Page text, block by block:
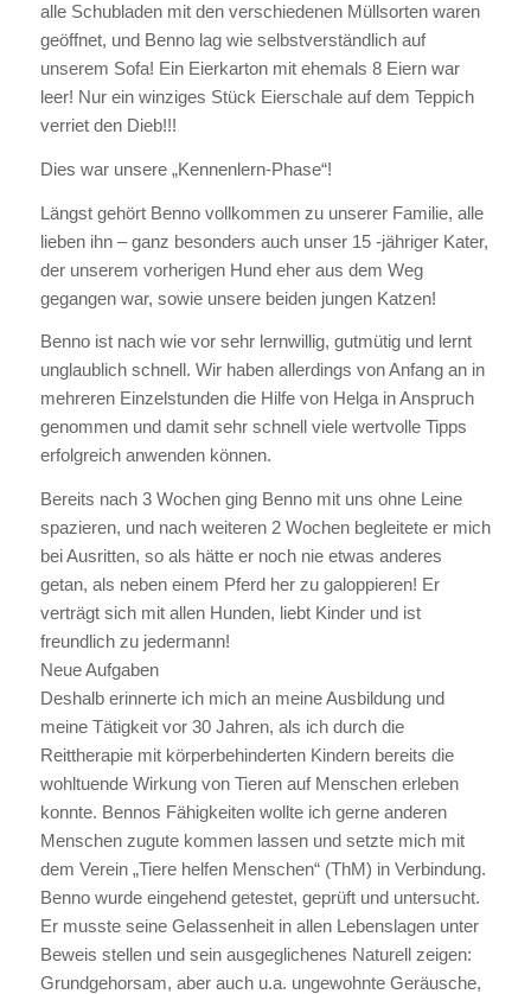
alle Schubladen mit den verschiedenen Müllsorten waren
geöffnet, und Benno lag wie selbstverständlich auf
unserem Sofa! Ein Eierkarton mit ehemals 8 Eiern war
leer! Nur ein winziges Stück Eierschale auf dem Teppich
verriet den Dieb!!!
Dies war unsere „Kennenlern-Phase“!
Längst gehört Benno vollkommen zu unserer Familie, alle
lieben ihn – ganz besonders auch unser 15 -jähriger Kater,
der unserem vorherigen Hund eher aus dem Weg
gegangen war, sowie unsere beiden jungen Katzen!
Benno ist nach wie vor sehr lernwillig, gutmütig und lernt
unglaublich schnell. Wir haben allerdings von Anfang an in
mehreren Einzelstunden die Hilfe von Helga in Anspruch
genommen und damit sehr schnell viele wertvolle Tipps
erfolgreich anwenden können.
Bereits nach 3 Wochen ging Benno mit uns ohne Leine
spazieren, und nach weiteren 2 Wochen begleitete er mich
bei Ausritten, so als hätte er noch nie etwas anderes
getan, als neben einem Pferd her zu galoppieren! Er
verträgt sich mit allen Hunden, liebt Kinder und ist
freundlich zu jedermann!
Neue Aufgaben
Deshalb erinnerte ich mich an meine Ausbildung und
meine Tätigkeit vor 30 Jahren, als ich durch die
Reittherapie mit körperbehinderten Kindern bereits die
wohltuende Wirkung von Tieren auf Menschen erleben
konnte. Bennos Fähigkeiten wollte ich gerne anderen
Menschen zugute kommen lassen und setzte mich mit
dem Verein „Tiere helfen Menschen“ (ThM) in Verbindung.
Benno wurde eingehend getestet, geprüft und untersucht.
Er musste seine Gelassenheit in allen Lebenslagen unter
Beweis stellen und sein ausgeglichenes Naturell zeigen:
Grundgehorsam, aber auch u.a. ungewohnte Geräusche,